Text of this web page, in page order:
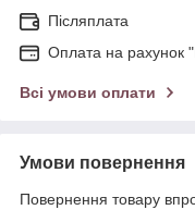
Післяплата
Оплата на рахунок
Всі умови оплати
Умови повернення
Повернення товару